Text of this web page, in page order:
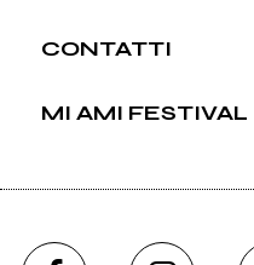
CONTATTI
MI AMI FESTIVAL